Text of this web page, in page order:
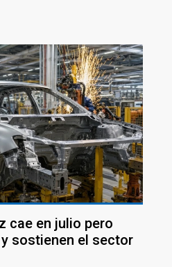
cae en julio pero
sostienen el sector